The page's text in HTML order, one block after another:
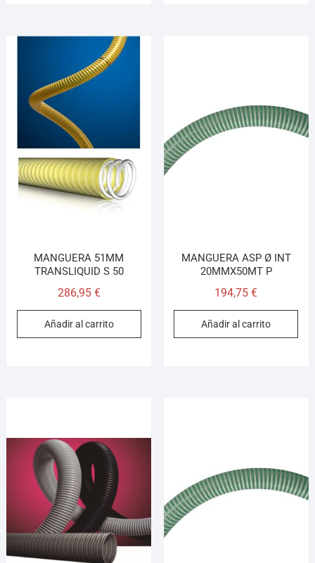
MANGUERA 51MM
TRANSLIQUID S 50
286,95 €
Añadir al carrito
MANGUERA ASP Ø INT
20MMX50MT P
194,75€
Añadir al carrito